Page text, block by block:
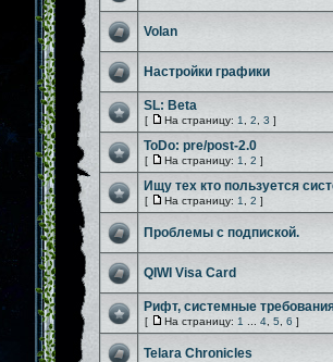
Volan
Настройки графики
SL: Beta
[ На страницу: 1 2 3 ]
ToDo: pre/post-2.0
[ На страницу: 1 2 ]
Ищу тех кто пользуется
[ На страницу: 1 2 ]
Проблемы с подпиской.
QIWI Visa Card
Рифт, системные
[ На страницу: 1 4 5 6 ]
Telara Chronicles